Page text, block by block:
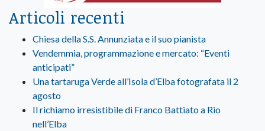
Articoli recenti
Chiesa della S.S. Annunziata e il suo pianista
Vendemmia, programmazione e mercato: “Eventi
anticipati”
Una tartaruga Verde all’Isola d’Elba fotografata il 2
agosto
Il richiamo irresistibile di Franco Battiato a Rio
nell’Elba